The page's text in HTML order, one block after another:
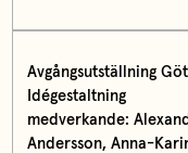
Avgångsutställning
Idégestaltning
medverkande:
Andersson, Anna-